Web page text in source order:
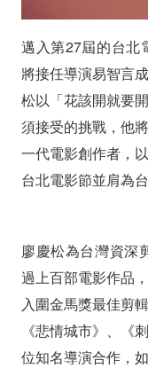
勵
國
片
的
場
域」
邁入第27屆的台北
將接任導演易智言
松以「花該開就要
須接受的挑戰，他
一代電影創作者，
台北電影節並肩為
廖慶松為台灣資深
過上百部電影作品
入圍金馬獎最佳剪
《悲情城市》、《
位知名導演合作，